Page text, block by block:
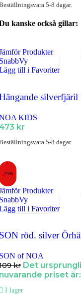
5-8 dagar.
kanske också gillar:
Produkter
till i Favoriter
KIDS
kr
5-8 dagar.
-25%
Produkter
till i Favoriter
röd. silver
of NOA
kr Det
priset
I lager